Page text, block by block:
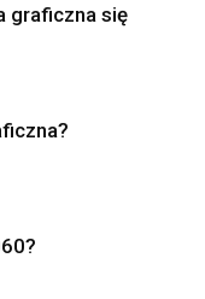
graficzna się